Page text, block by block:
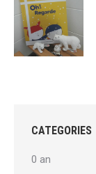
CATEGORIES
0 an